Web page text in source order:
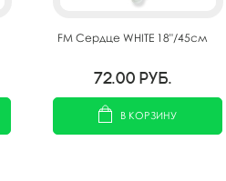
FM Сердце WHITE 18"/45см
72.00 руб.
В КОРЗИНУ